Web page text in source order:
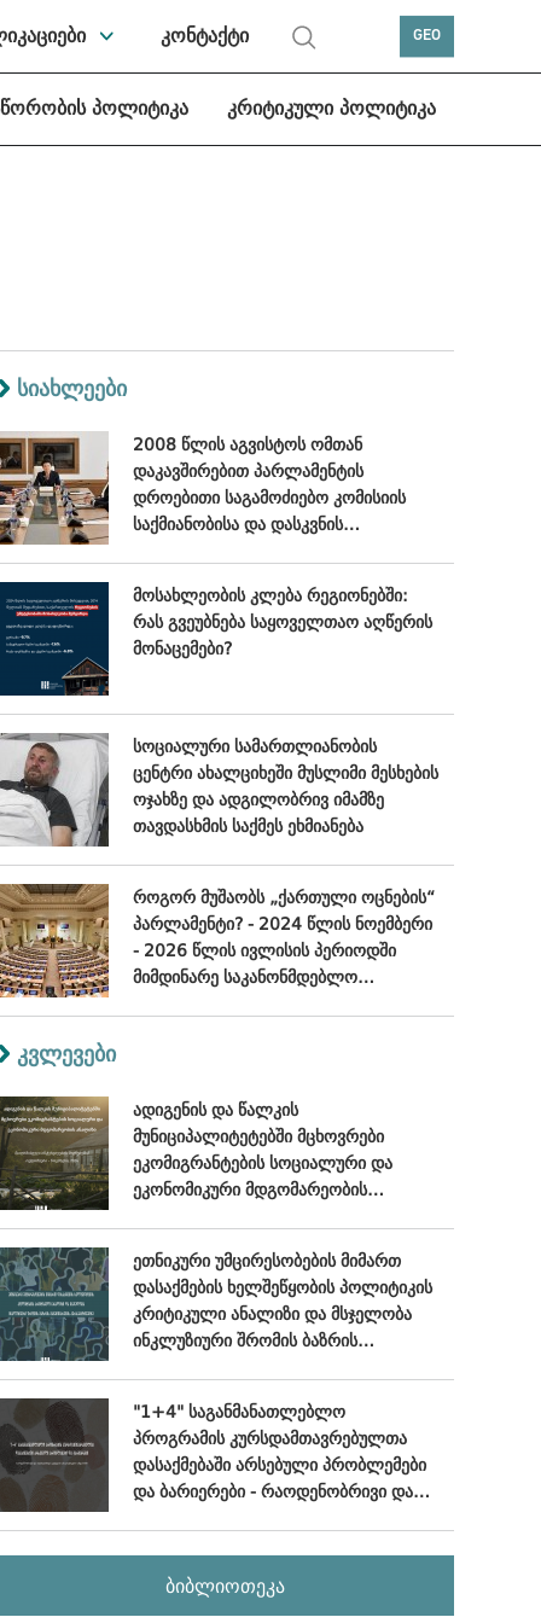
კონტაქტი GEO
პოლიტიკა კრიტიკული პოლიტიკა
სიახლეები
2008 წლის აგვისტოს ომთან
დაკავშირებით პარლამენტის
დროებითი საგამოძიებო კომისიის
საქმიანობისა და დასკვნის
მოსახლეობის კლება რეგიონებში:
რას გვეუბნება საყოველთაო აღწერის
მონაცემები?
სოციალური სამართლიანობის
ცენტრი ახალციხეში მუსლიმი მესხების
ოჯახზე და ადგილობრივ იმამზე
თავდასხმის საქმეს ეხმიანება
როგორ მუშაობს „ქართული ოცნების“
პარლამენტი? - 2024 წლის ნოემბერი
- 2026 წლის ივლისის პერიოდში
მიმდინარე საკანონმდებლო
კვლევები
ადიგენის და წალკის
მუნიციპალიტეტებში მცხოვრები
ეკომიგრანტების სოციალური და
ეკონომიკური მდგომარეობის
- ნოემბერი, 2024
ეთნიკური უმცირესობების მიმართ
დასაქმების ხელშეწყობის პოლიტიკის
კრიტიკული ანალიზი და მსჯელობა
ინკლუზიური შრომის ბაზრის
"1+4" საგანმანათლებლო
პროგრამის კურსდამთავრებულთა
დასაქმებაში არსებული პრობლემები
და ბარიერები - რაოდენობრივი და
ბიბლიოთეკა